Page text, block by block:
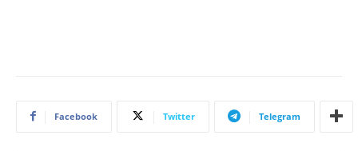
Facebook Twitter Telegram